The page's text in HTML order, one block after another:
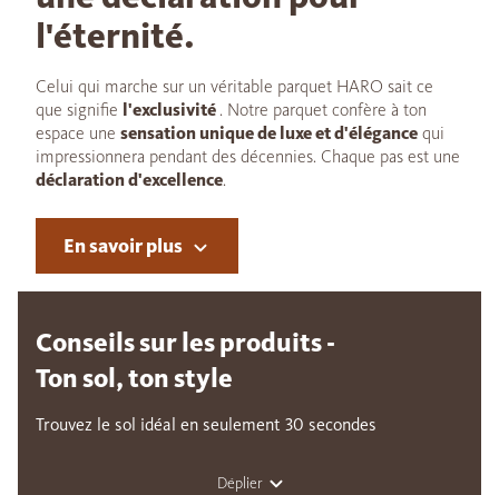
l'éternité.
Celui qui marche sur un véritable parquet HARO sait ce
que signifie l'exclusivité . Notre parquet confère à ton
espace une sensation unique de luxe et d'élégance qui
impressionnera pendant des décennies. Chaque pas est une
déclaration d'excellence.
En savoir plus
Conseils sur les produits -
Ton sol, ton style
Trouvez le sol idéal en seulement 30 secondes
Déplier